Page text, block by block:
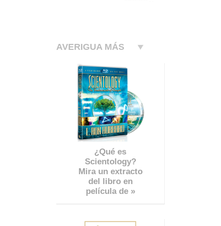
AVERIGUA MÁS
¿Qué es
Scientology?
Mira un extracto
del libro en
película de »